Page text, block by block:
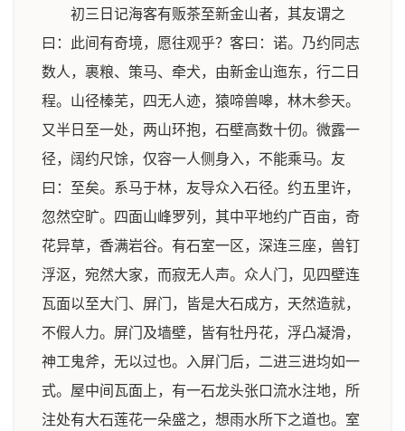
初三日记海客有贩茶至新金山者，其友谓之
曰：此间有奇境，愿往观乎？客曰：诺。乃约同志
数人，裹粮、策马、牵犬，由新金山迤东，行二日
程。山径榛芜，四无人迹，猿啼兽嗥，林木参天。
又半日至一处，两山环抱，石壁高数十仞。微露一
径，阔约尺馀，仅容一人侧身入，不能乘马。友
曰：至矣。系马于林，友导众入石径。约五里许，
忽然空旷。四面山峰罗列，其中平地约广百亩，奇
花异草，香满岩谷。有石室一区，深连三座，兽钉
浮沤，宛然大家，而寂无人声。众人门，见四壁连
瓦面以至大门、屏门，皆是大石成方，天然造就，
不假人力。屏门及墙壁，皆有牡丹花，浮凸凝滑，
神工鬼斧，无以过也。入屏门后，二进三进均如一
式。屋中间瓦面上，有一石龙头张口流水注地，所
注处有大石莲花一朵盛之，想雨水所下之道也。室